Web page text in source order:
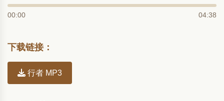
00:00 04:38
下载链接：
行者 MP3